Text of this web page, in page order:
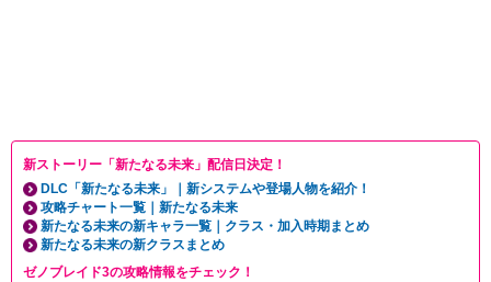
新ストーリー「新たなる未来」配信日決定！
DLC「新たなる未来」｜新システムや登場人物を紹介！
攻略チャート一覧｜新たなる未来
新たなる未来の新キャラ一覧｜クラス・加入時期まとめ
新たなる未来の新クラスまとめ
ゼノブレイド3の攻略情報をチェック！